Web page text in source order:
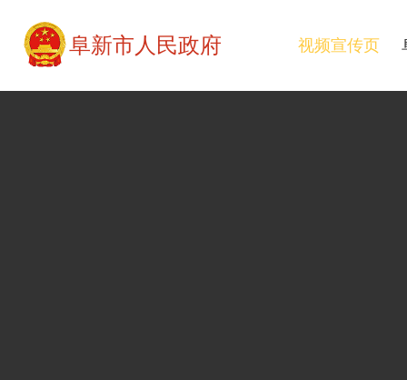
阜新市人民政府 视频宣传页